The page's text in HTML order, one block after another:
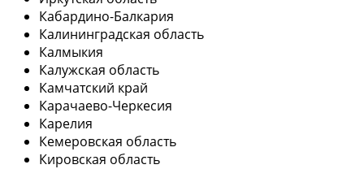
Кабардино-Балкария
Калининградская область
Калмыкия
Калужская область
Камчатский край
Карачаево-Черкесия
Карелия
Кемеровская область
Кировская область